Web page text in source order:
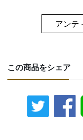
アン
この商品をシェア